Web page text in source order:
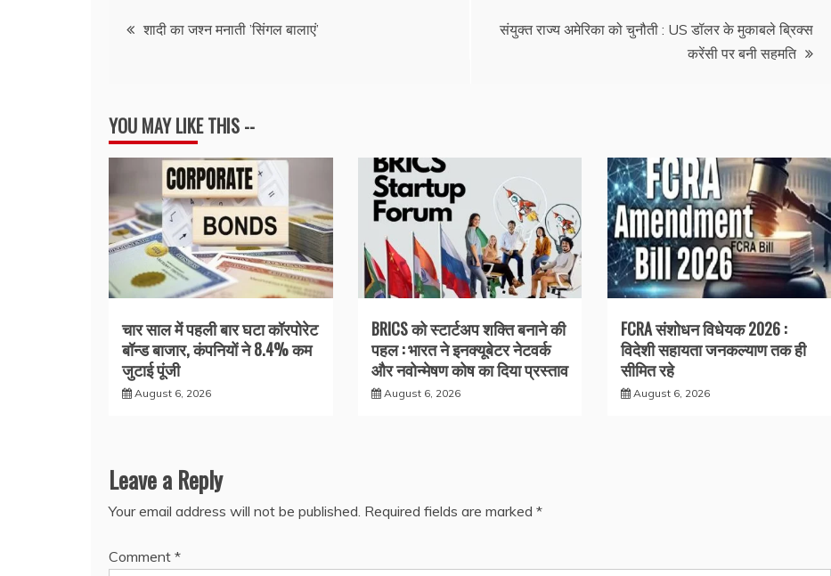
Postशादी का जश्न मनाती ’सिंगल बालाएं’
संयुक्त राज्य अमेरिका को चुनौती : US डॉलर के मुकाबले ब्रिक्स
करेंसी पर बनी सहमति
YOU MAY LIKE THIS --
चार साल में पहली बार घटा कॉरपोरेट
बॉन्ड बाजार, कंपनियों ने 8.4% कम
जुटाई पूंजी
August 6, 2026
BRICS को स्टार्टअप शक्ति बनाने की
पहल : भारत ने इनक्यूबेटर नेटवर्क
और नवोन्मेषण कोष का दिया प्रस्ताव
August 6, 2026
FCRA संशोधन विधेयक 2026 :
विदेशी सहायता जनकल्याण तक ही
सीमित रहे
August 6, 2026
Leave a Reply
Your email address will not be published. Required fields are marked *
Comment *